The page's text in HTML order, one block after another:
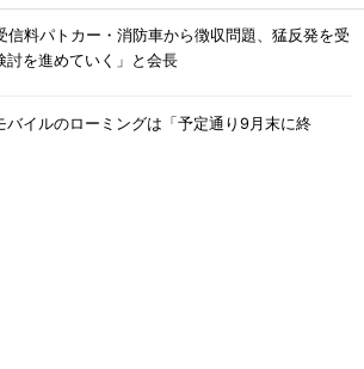
信料パトカー・消防車から徴収問題、猛反発を受
討を進めていく」と会長
バイルのローミングは「予定通り9月末に終